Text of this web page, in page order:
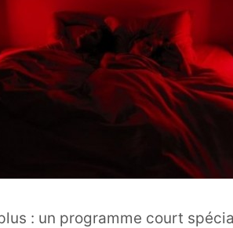
: un programme court